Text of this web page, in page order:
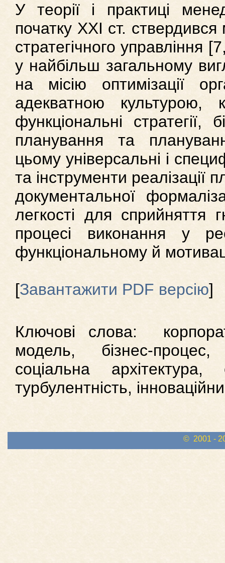
У теорії і практиці
початку ХХІ ст. ствердився
стратегічного управління
у найбільш загальному
на місію оптимізації
адекватною культурою,
функціональні стратегії,
планування та
цьому універсальні і
та інструменти реалізації
документальної
легкості для сприйняття
процесі виконання у
функціональному й
[Завантажити PDF версію]
Ключові слова:
модель, бізнес-процес,
соціальна архітектура,
турбулентність,
© 2001 -